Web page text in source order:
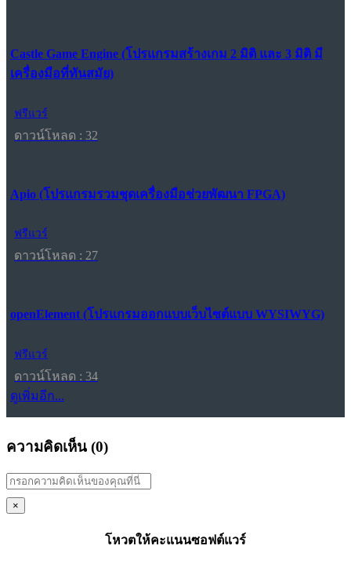
Castle Game Engine (โปรแกรมสร้างเกม 2 มิติ และ 3 มิติ มี
เครื่องมือที่ทันสมัย)
ฟรีแวร์
ดาวน์โหลด : 32
Apio (โปรแกรมรวมชุดเครื่องมือช่วยพัฒนา FPGA)
ฟรีแวร์
ดาวน์โหลด : 27
openElement (โปรแกรมออกแบบเว็บไซต์แบบ WYSIWYG)
ฟรีแวร์
ดาวน์โหลด : 34
ดูเพิ่มอีก...
ความคิดเห็น (0)
×
โหวตให้คะแนนซอฟต์แวร์